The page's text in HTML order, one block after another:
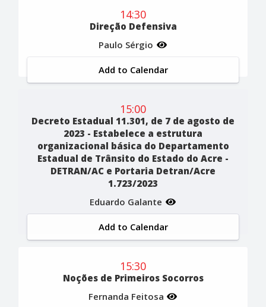
14:30
Direção Defensiva
Paulo Sérgio
Add to Calendar
15:00
Decreto Estadual 11.301, de 7 de agosto de
2023 - Estabelece a estrutura
organizacional básica do Departamento
Estadual de Trânsito do Estado do Acre -
DETRAN/AC e Portaria Detran/Acre
1.723/2023
Eduardo Galante
Add to Calendar
15:30
Noções de Primeiros Socorros
Fernanda Feitosa